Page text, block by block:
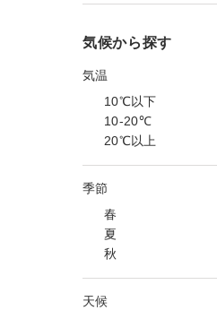
気候から探す
気温
10℃以下
10-20℃
20℃以上
季節
春
夏
秋
天候